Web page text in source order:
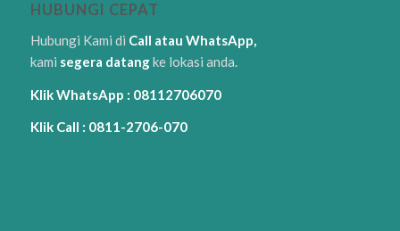
HUBUNGI CEPAT
Hubungi Kami di Call atau WhatsApp,
kami segera datangke lokasi anda.
Klik WhatsApp : 08112706070
Klik Call : 0811-2706-070